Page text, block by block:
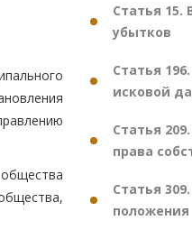
Статья
убытков
Статья
исковой
Статья
права
Статья
положения